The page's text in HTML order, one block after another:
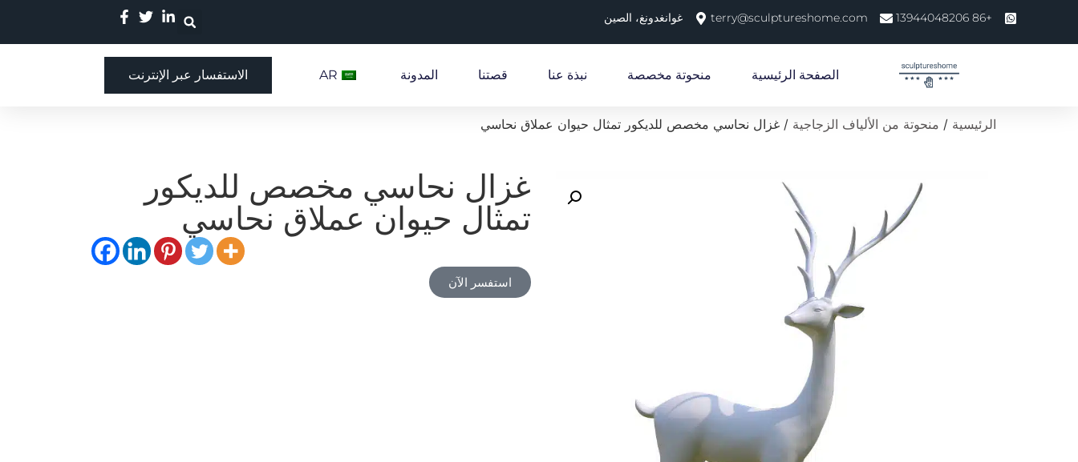
+86 13944048206
terry@sculptureshome.com غوانغدونغ، الصين
الصفحة الرئيسية منحوتة مخصصة نبذة عنا قصتنا المدونة AR الاستفسار عبر الإنترنت
الرئيسية / منحوتة من الألياف الزجاجية / غزال نحاسي مخصص للديكور تمثال حيوان عملاق نحاسي
غزال نحاسي مخصص للديكور
تمثال حيوان عملاق نحاسي
استفسر الآن